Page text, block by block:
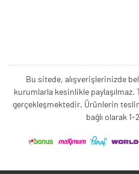
Bu sitede, alışverişlerinizde
kurumlarla kesinlikle
gerçekleşmektedir. Ürünlerin
bağlı olarak